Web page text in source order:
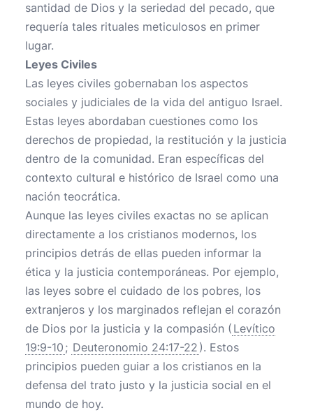
santidad de Dios y la seriedad del pecado, que
requería tales rituales meticulosos en primer
lugar.
Leyes Civiles
Las leyes civiles gobernaban los aspectos
sociales y judiciales de la vida del antiguo Israel.
Estas leyes abordaban cuestiones como los
derechos de propiedad, la restitución y la justicia
dentro de la comunidad. Eran específicas del
contexto cultural e histórico de Israel como una
nación teocrática.
Aunque las leyes civiles exactas no se aplican
directamente a los cristianos modernos, los
principios detrás de ellas pueden informar la
ética y la justicia contemporáneas. Por ejemplo,
las leyes sobre el cuidado de los pobres, los
extranjeros y los marginados reflejan el corazón
de Dios por la justicia y la compasión ( Levítico
19:9-10 ; Deuteronomio 24:17-22 ). Estos
principios pueden guiar a los cristianos en la
defensa del trato justo y la justicia social en el
mundo de hoy.